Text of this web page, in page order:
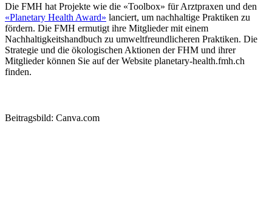
Die FMH hat Projekte wie die «Toolbox» für Arztpraxen und den
«Planetary Health Award» lanciert, um nachhaltige Praktiken zu
fördern. Die FMH ermutigt ihre Mitglieder mit einem
Nachhaltigkeitshandbuch zu umweltfreundlicheren Praktiken. Die
Strategie und die ökologischen Aktionen der FHM und ihrer
Mitglieder können Sie auf der Website planetary-health.fmh.ch
finden.
Beitragsbild: Canva.com